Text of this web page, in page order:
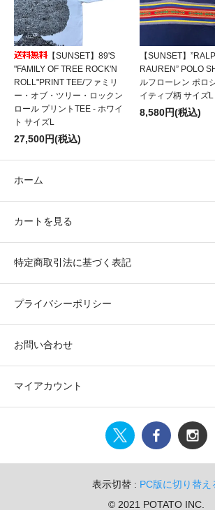
【SUNSET】89'S
"FAMILY OF TREE ROCK'N
ROLL"PRINT TEE/ファミリ
ー・オブ・ツリー・ロックン
ロール プリントTEE - ホワイ
ト サイズL
27,500円(税込)
【SUNSET】
RAUREN” POLO
ルフローレン ポロ
イティブ柄 サイズL
8,580円(税込)
ホーム
カートを見る
特定商取引法に基づく表記
プライバシーポリシー
お問い合わせ
マイアカウント
表示切替 : PC版に切り替え
© 2021 POTATO INC.